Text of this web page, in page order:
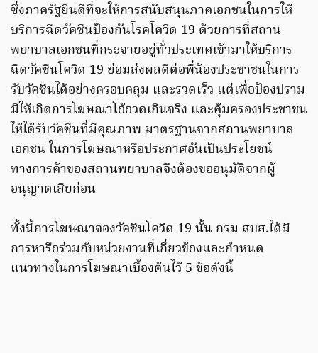
ซึ่งภาครัฐยินดีที่จะให้การสนับสนุนภาคเอกชนในการให้
บริการฉีดวัคซีนป้องกันโรคโควิด 19 ด้วยการที่สถาน
พยาบาลเอกชนที่กระจายอยู่ทั่วประเทศเข้ามาให้บริการ
ฉีดวัคซีนโควิด 19 ย่อมส่งผลดีต่อพี่น้องประชาชนในการ
รับวัคซีนได้อย่างครอบคลุม และรวดเร็ว แต่เพื่อป้องปราม
มิให้เกิดการโฆษณาโอ้อวดเกินจริง และคุ้มครองประชาชน
ให้ได้รับวัคซีนที่มีคุณภาพ มาตรฐานจากสถานพยาบาล
เอกชน ในการโฆษณาหรือประกาศอันเป็นประโยชน์
ทางการค้าของสถานพยาบาลจึงต้องขออนุมัติจากผู้
อนุญาตเสียก่อน
ทั้งนี้การโฆษณาจองวัคซีนโควิด 19 นั้น กรม สบส.ได้มี
การหารือร่วมกับหน่วยงานที่เกี่ยวข้องและกำหนด
แนวทางในการโฆษณาเบื้องต้นไว้ 5 ข้อดังนี้